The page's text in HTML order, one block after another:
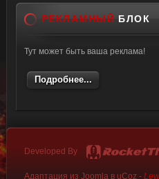
РЕКЛАМНЫЙ БЛОК
Тут может быть ваша реклама!
Подробнее...
Developed By
Адаптация из Joomla в uCoz -